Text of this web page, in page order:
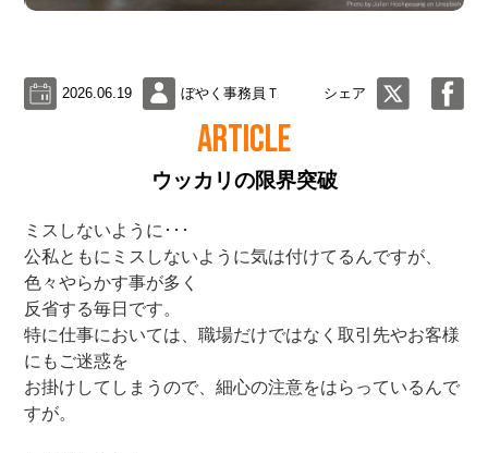
2026.06.19 ぼやく事務員Ｔ シェア
ARTICLE
ウッカリの限界突破